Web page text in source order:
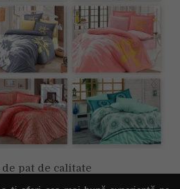
pat de calitate